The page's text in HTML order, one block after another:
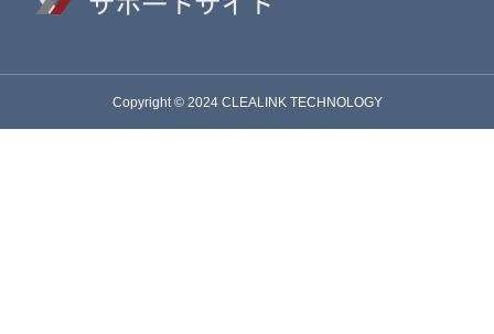
Copyright © 2024 CLEALINK TECHNOLOGY